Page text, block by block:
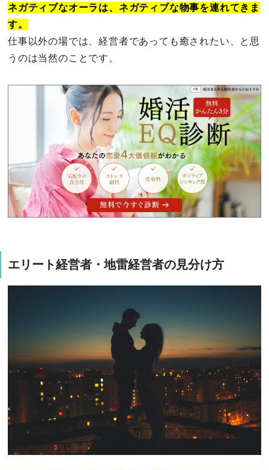
ネガティブなオーラは、ネガティブな物事を連れてきま
す。
仕事以外の場では、経営者であっても癒されたい、と思
うのは当然のことです。
エリート経営者・地雷経営者の見分け方